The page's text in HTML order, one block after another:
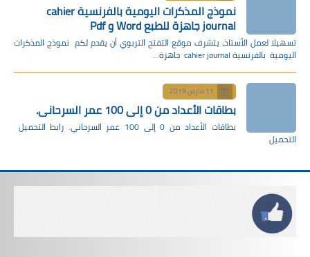
نموذج المذكرات اليومية بالفرنسية cahier
journal جاهزة للطبع Word و Pdf
تسهيلا لعمل الأستاذ، يتشرف موقع التفتح التربوي أن يقدم لكم نموذج المذكرات
اليومية بالفرنسية cahier journal جاهزة…
11 مارس 2019
بطاقات الأعداد من 0 إلى 100 عمر السرحاني.
بطاقات الأعداد من 0 إلى 100 عمر السرحاني. رابط التحميل
التحميل